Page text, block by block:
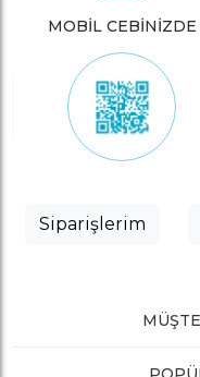
MOBİL CEBİNİZDE
Siparişlerim